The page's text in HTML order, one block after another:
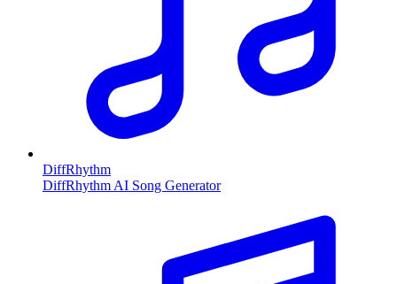
DiffRhythm
DiffRhythm AI Song Generator